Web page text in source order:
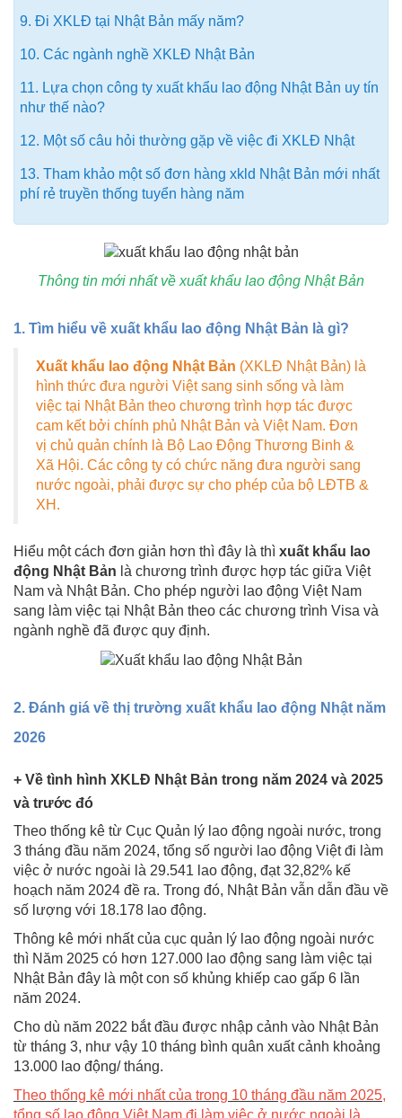
9. Đi XKLĐ tại Nhật Bản mấy năm?
10. Các ngành nghề XKLĐ Nhật Bản
11. Lựa chọn công ty xuất khẩu lao động Nhật Bản uy tín
như thế nào?
12. Một số câu hỏi thường gặp về việc đi XKLĐ Nhật
13. Tham khảo một số đơn hàng xkld Nhật Bản mới nhất
phí rẻ truyền thống tuyển hàng năm
Thông tin mới nhất về xuất khẩu lao động Nhật Bản
1. Tìm hiểu về xuất khẩu lao động Nhật Bản là gì?
Xuất khẩu lao động Nhật Bản (XKLĐ Nhật Bản) là
hình thức đưa người Việt sang sinh sống và làm
việc tại Nhật Bản theo chương trình hợp tác được
cam kết bởi chính phủ Nhật Bản và Việt Nam. Đơn
vị chủ quản chính là Bộ Lao Động Thương Binh &
Xã Hội. Các công ty có chức năng đưa người sang
nước ngoài, phải được sự cho phép của bộ LĐTB &
XH.
Hiểu một cách đơn giản hơn thì đây là thì xuất khẩu lao
động Nhật Bản là chương trình được hợp tác giữa Việt
Nam và Nhật Bản. Cho phép người lao động Việt Nam
sang làm việc tại Nhật Bản theo các chương trình Visa và
ngành nghề đã được quy định.
2. Đánh giá về thị trường xuất khẩu lao động Nhật năm
2026
+ Về tình hình XKLĐ Nhật Bản trong năm 2024 và 2025
và trước đó
Theo thống kê từ Cục Quản lý lao động ngoài nước, trong
3 tháng đầu năm 2024, tổng số người lao động Việt đi làm
việc ở nước ngoài là 29.541 lao động, đạt 32,82% kế
hoạch năm 2024 đề ra. Trong đó, Nhật Bản vẫn dẫn đầu về
số lượng với 18.178 lao động.
Thông kê mới nhất của cục quản lý lao động ngoài nước
thì Năm 2025 có hơn 127.000 lao động sang làm việc tại
Nhật Bản đây là một con số khủng khiếp cao gấp 6 lần
năm 2024.
Cho dù năm 2022 bắt đầu được nhập cảnh vào Nhật Bản
từ tháng 3, như vậy 10 tháng bình quân xuất cảnh khoảng
13.000 lao động/ tháng.
Theo thống kê mới nhất của trong 10 tháng đầu năm 2025,
tổng số lao động Việt Nam đi làm việc ở nước ngoài là